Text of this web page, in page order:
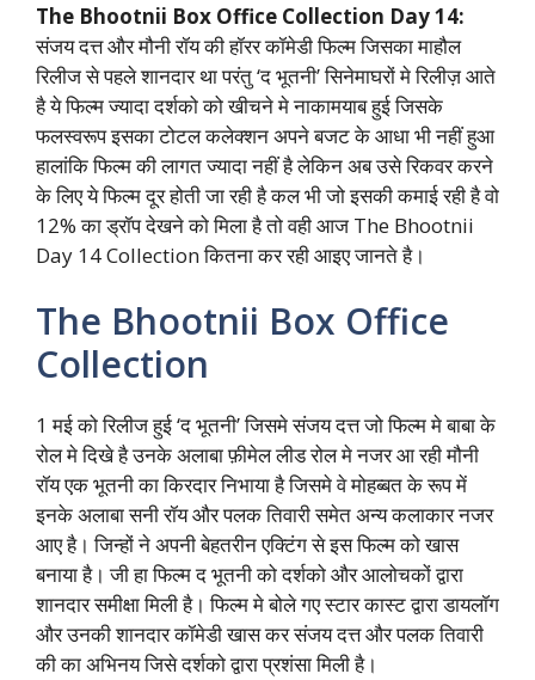
The Bhootnii Box Office Collection Day 14:
संजय दत्त और मौनी रॉय की हॉरर कॉमेडी फिल्म जिसका माहौल
रिलीज से पहले शानदार था परंतु ‘द भूतनी’ सिनेमाघरों मे रिलीज़ आते
है ये फिल्म ज्यादा दर्शको को खीचने मे नाकामयाब हुई जिसके
फलस्वरूप इसका टोटल कलेक्शन अपने बजट के आधा भी नहीं हुआ
हालांकि फिल्म की लागत ज्यादा नहीं है लेकिन अब उसे रिकवर करने
के लिए ये फिल्म दूर होती जा रही है कल भी जो इसकी कमाई रही है वो
12% का ड्रॉप देखने को मिला है तो वही आज The Bhootnii
Day 14 Collection कितना कर रही आइए जानते है।
The Bhootnii Box Office
Collection
1 मई को रिलीज हुई ‘द भूतनी’ जिसमे संजय दत्त जो फिल्म मे बाबा के
रोल मे दिखे है उनके अलाबा फ़ीमेल लीड रोल मे नजर आ रही मौनी
रॉय एक भूतनी का किरदार निभाया है जिसमे वे मोहब्बत के रूप में
इनके अलाबा सनी रॉय और पलक तिवारी समेत अन्य कलाकार नजर
आए है। जिन्हों ने अपनी बेहतरीन एक्टिंग से इस फिल्म को खास
बनाया है। जी हा फिल्म द भूतनी को दर्शको और आलोचकों द्वारा
शानदार समीक्षा मिली है। फिल्म मे बोले गए स्टार कास्ट द्वारा डायलॉग
और उनकी शानदार कॉमेडी खास कर संजय दत्त और पलक तिवारी
की का अभिनय जिसे दर्शको द्वारा प्रशंसा मिली है।